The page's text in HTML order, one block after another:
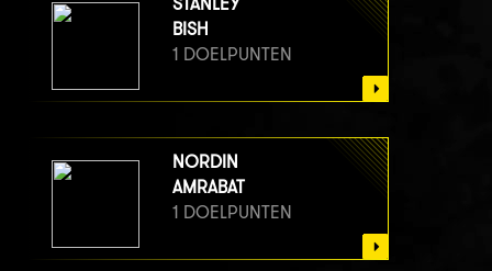
BISH
1 DOELPUNTEN
NORDIN
AMRABAT
1 DOELPUNTEN